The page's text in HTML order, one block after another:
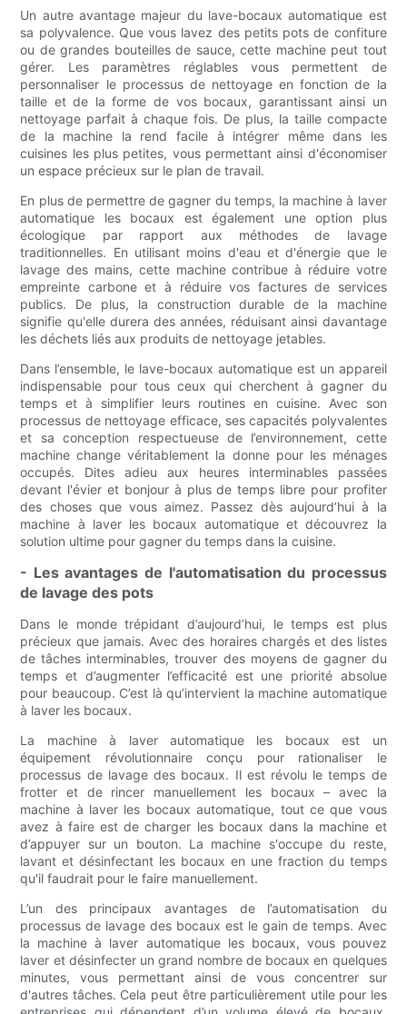
Un autre avantage majeur du lave-bocaux automatique est
sa polyvalence. Que vous lavez des petits pots de confiture
ou de grandes bouteilles de sauce, cette machine peut tout
gérer. Les paramètres réglables vous permettent de
personnaliser le processus de nettoyage en fonction de la
taille et de la forme de vos bocaux, garantissant ainsi un
nettoyage parfait à chaque fois. De plus, la taille compacte
de la machine la rend facile à intégrer même dans les
cuisines les plus petites, vous permettant ainsi d'économiser
un espace précieux sur le plan de travail.
En plus de permettre de gagner du temps, la machine à laver
automatique les bocaux est également une option plus
écologique par rapport aux méthodes de lavage
traditionnelles. En utilisant moins d'eau et d'énergie que le
lavage des mains, cette machine contribue à réduire votre
empreinte carbone et à réduire vos factures de services
publics. De plus, la construction durable de la machine
signifie qu'elle durera des années, réduisant ainsi davantage
les déchets liés aux produits de nettoyage jetables.
Dans l’ensemble, le lave-bocaux automatique est un appareil
indispensable pour tous ceux qui cherchent à gagner du
temps et à simplifier leurs routines en cuisine. Avec son
processus de nettoyage efficace, ses capacités polyvalentes
et sa conception respectueuse de l’environnement, cette
machine change véritablement la donne pour les ménages
occupés. Dites adieu aux heures interminables passées
devant l'évier et bonjour à plus de temps libre pour profiter
des choses que vous aimez. Passez dès aujourd’hui à la
machine à laver les bocaux automatique et découvrez la
solution ultime pour gagner du temps dans la cuisine.
- Les avantages de l'automatisation du processus
de lavage des pots
Dans le monde trépidant d’aujourd’hui, le temps est plus
précieux que jamais. Avec des horaires chargés et des listes
de tâches interminables, trouver des moyens de gagner du
temps et d’augmenter l’efficacité est une priorité absolue
pour beaucoup. C’est là qu’intervient la machine automatique
à laver les bocaux.
La machine à laver automatique les bocaux est un
équipement révolutionnaire conçu pour rationaliser le
processus de lavage des bocaux. Il est révolu le temps de
frotter et de rincer manuellement les bocaux – avec la
machine à laver les bocaux automatique, tout ce que vous
avez à faire est de charger les bocaux dans la machine et
d’appuyer sur un bouton. La machine s'occupe du reste,
lavant et désinfectant les bocaux en une fraction du temps
qu'il faudrait pour le faire manuellement.
L’un des principaux avantages de l’automatisation du
processus de lavage des bocaux est le gain de temps. Avec
la machine à laver automatique les bocaux, vous pouvez
laver et désinfecter un grand nombre de bocaux en quelques
minutes, vous permettant ainsi de vous concentrer sur
d'autres tâches. Cela peut être particulièrement utile pour les